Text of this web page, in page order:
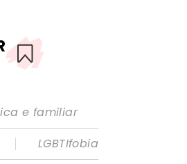
e familiar
|
LGBTIfobia